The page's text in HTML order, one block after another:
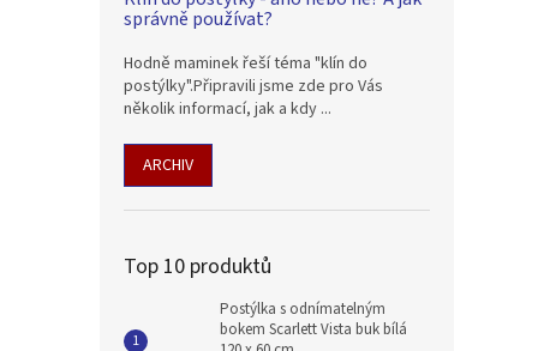
správně používat?
Hodně maminek řeší téma "klín do
postýlky".Připravili jsme zde pro Vás
několik informací, jak a kdy ...
ARCHIV
Top 10 produktů
Postýlka s odnímatelným
bokem Scarlett Vista buk bílá